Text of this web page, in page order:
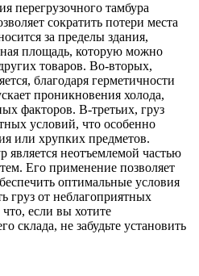
перегрузочного тамбура
сократить потери места
за пределы здания,
площадь, которую можно
товаров. Во-вторых,
благодаря герметичности
проникновения холода,
факторов. В-третьих, груз
условий, что особенно
или хрупких предметов.
неотъемлемой частью
Его применение позволяет
оптимальные условия
груз от неблагоприятных
если вы хотите
склада, не забудьте установить